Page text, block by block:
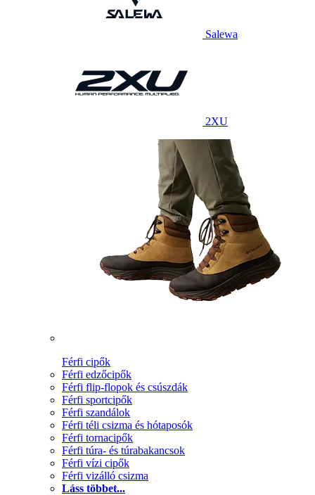
Salewa
2XU
Férfi cipők
Férfi edzőcipők
Férfi flip-flopok és csúszdák
Férfi sportcipők
Férfi szandálok
Férfi téli csizma és hótaposók
Férfi tornacipők
Férfi túra- és túrabakancsok
Férfi vízi cipők
Férfi vizálló csizma
Láss többet...